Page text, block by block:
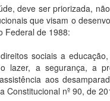
deve ser priorizada,
que visam o
Federal de 1988:
sociais a
lazer, a segurança, a
aos
Constitucional nº 90, de